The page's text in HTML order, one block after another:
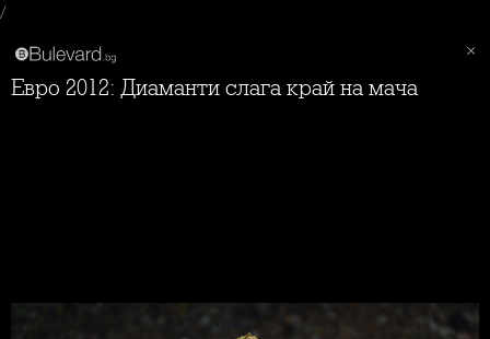
/
Евро 2012: Диаманти слага край на мача